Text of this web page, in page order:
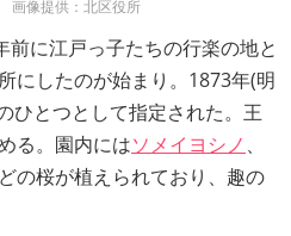
画像提供：北区役所
前に江戸っ子たちの行楽の地と
にしたのが始まり。1873年(明
ひとつとして指定された。王
る。園内にはソメイヨシノ 、
の桜が植えられており、趣の